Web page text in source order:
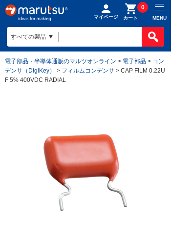
マイページ カート
0
MENU
電子部品・半導体通販のマルツオンライン > 電子部品 > コン
デンサ（DigiKey）
> フィルムコンデンサ > CAP FILM 0.22U
F 5% 400VDC RADIAL